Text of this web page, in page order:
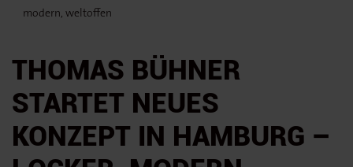
modern, weltoffen
THOMAS BÜHNER
STARTET NEUES
KONZEPT IN HAMBURG –